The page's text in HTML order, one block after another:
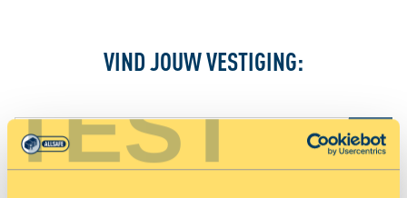
TEST
VIND JOUW VESTIGING: